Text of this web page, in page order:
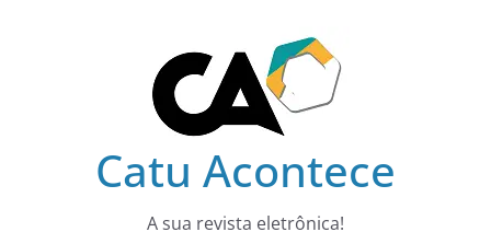
Catu Acontece
A sua revista eletrônica!